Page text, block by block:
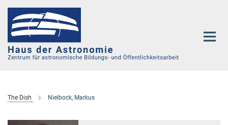
Hauptinhalt
The Dish Nielbock, Markus